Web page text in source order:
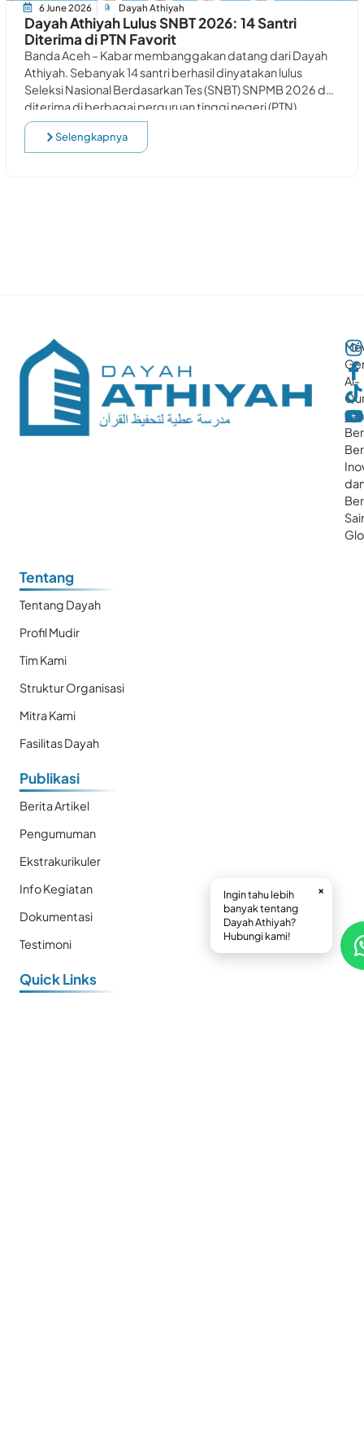
6 June 2026 Dayah Athiyah
Dayah Athiyah Lulus SNBT 2026: 14 Santri
Diterima di PTN Favorit
Banda Aceh – Kabar membanggakan datang dari Dayah
Athiyah. Sebanyak 14 santri berhasil dinyatakan lulus
Seleksi Nasional Berdasarkan Tes (SNBT) SNPMB 2026 dan
diterima di berbagai perguruan tinggi negeri (PTN)
Selengkapnya
Al-
Tentang
Tentang Dayah
Profil Mudir
Tim Kami
Struktur Organisasi
Mitra Kami
Fasilitas Dayah
Publikasi
Berita Artikel
Pengumuman
Ekstrakurikuler
Info Kegiatan
Dokumentasi
Testimoni
Quick Links
Ingin tahu lebih
banyak tentang
Dayah Athiyah?
Hubungi kami!
×